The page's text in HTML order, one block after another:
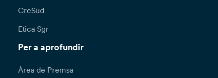
CreSud
Etica Sgr
Per a aprofundir
Àrea de Premsa